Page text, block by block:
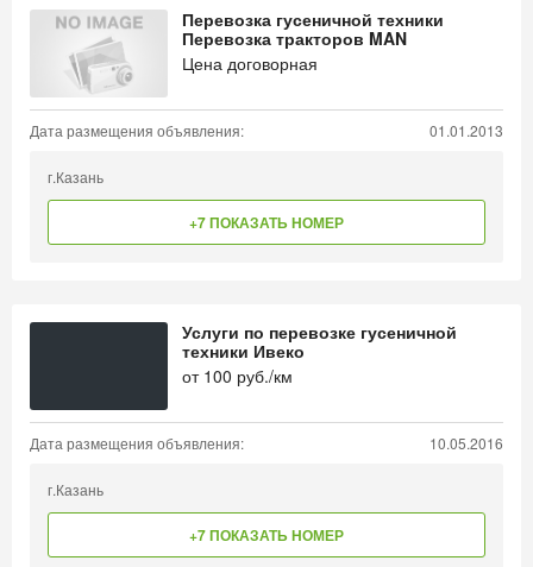
Перевозка гусеничной техники
Перевозка тракторов MAN
Цена договорная
Дата размещения объявления: 01.01.2013
г.Казань
+7 ПОКАЗАТЬ НОМЕР
Услуги по перевозке гусеничной
техники Ивеко
от 100 руб./км
Дата размещения объявления: 10.05.2016
г.Казань
+7 ПОКАЗАТЬ НОМЕР